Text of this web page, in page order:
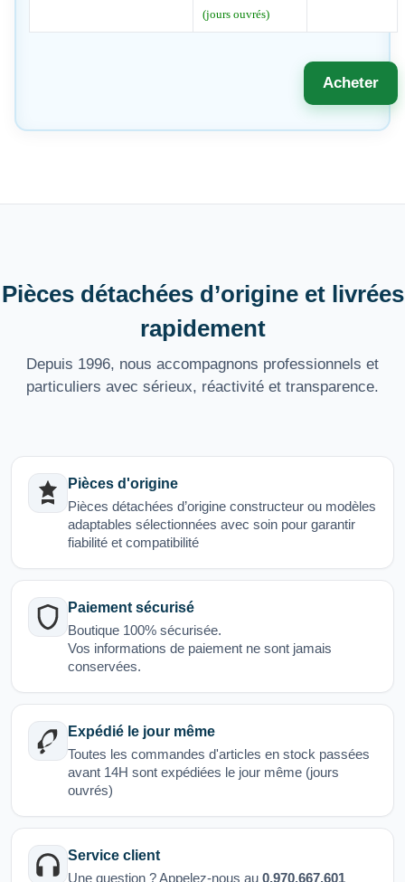
(jours ouvrés)
Acheter
Pièces détachées d’origine et livrées
rapidement
Depuis 1996, nous accompagnons professionnels et
particuliers avec sérieux, réactivité et transparence.
Pièces d'origine
Pièces détachées d’origine constructeur ou modèles
adaptables sélectionnées avec soin pour garantir
fiabilité et compatibilité
Paiement sécurisé
Boutique 100% sécurisée.
Vos informations de paiement ne sont jamais
conservées.
Expédié le jour même
Toutes les commandes d'articles en stock passées
avant 14H sont expédiées le jour même (jours
ouvrés)
Service client
Une question ? Appelez-nous au 0.970.667.601